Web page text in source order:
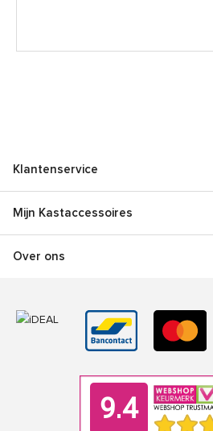
Klantenservice
Mijn Kastaccessoires
Over ons